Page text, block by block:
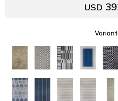
USD